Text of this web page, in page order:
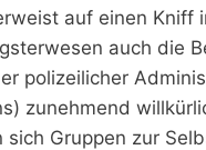
auf einen Kniff
auch die
polizeilicher
zunehmend
Gruppen zur